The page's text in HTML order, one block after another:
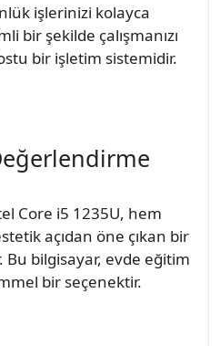
işlerinizi kolayca
bir şekilde çalışmanızı
bir işletim sistemidir.
Core i5 1235U, hem
açıdan öne çıkan bir
Bu bilgisayar, evde eğitim
bir seçenektir.